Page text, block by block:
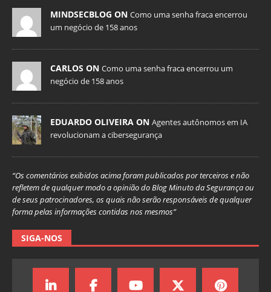
MINDSECBLOG ON Como uma senha fraca encerrou
um negócio de 158 anos
CARLOS ON Como uma senha fraca encerrou um
negócio de 158 anos
EDUARDO OLIVEIRA ON Agentes autônomos em IA
revolucionam a cibersegurança
“Os comentários exibidos acima foram publicados por terceiros e não
refletem de qualquer modo a opinião do Blog Minuto da Segurança ou
de seus patrocinadores, os quais não serão responsáveis de qualquer
forma pelas informações contidas nos mesmos”
SIGA-NOS